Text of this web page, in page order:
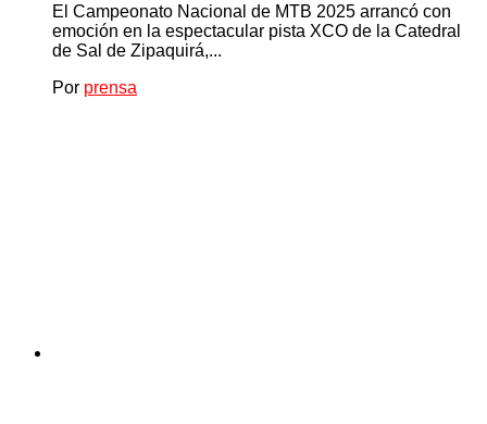
El Campeonato Nacional de MTB 2025 arrancó con
emoción en la espectacular pista XCO de la Catedral
de Sal de Zipaquirá,...
Por prensa